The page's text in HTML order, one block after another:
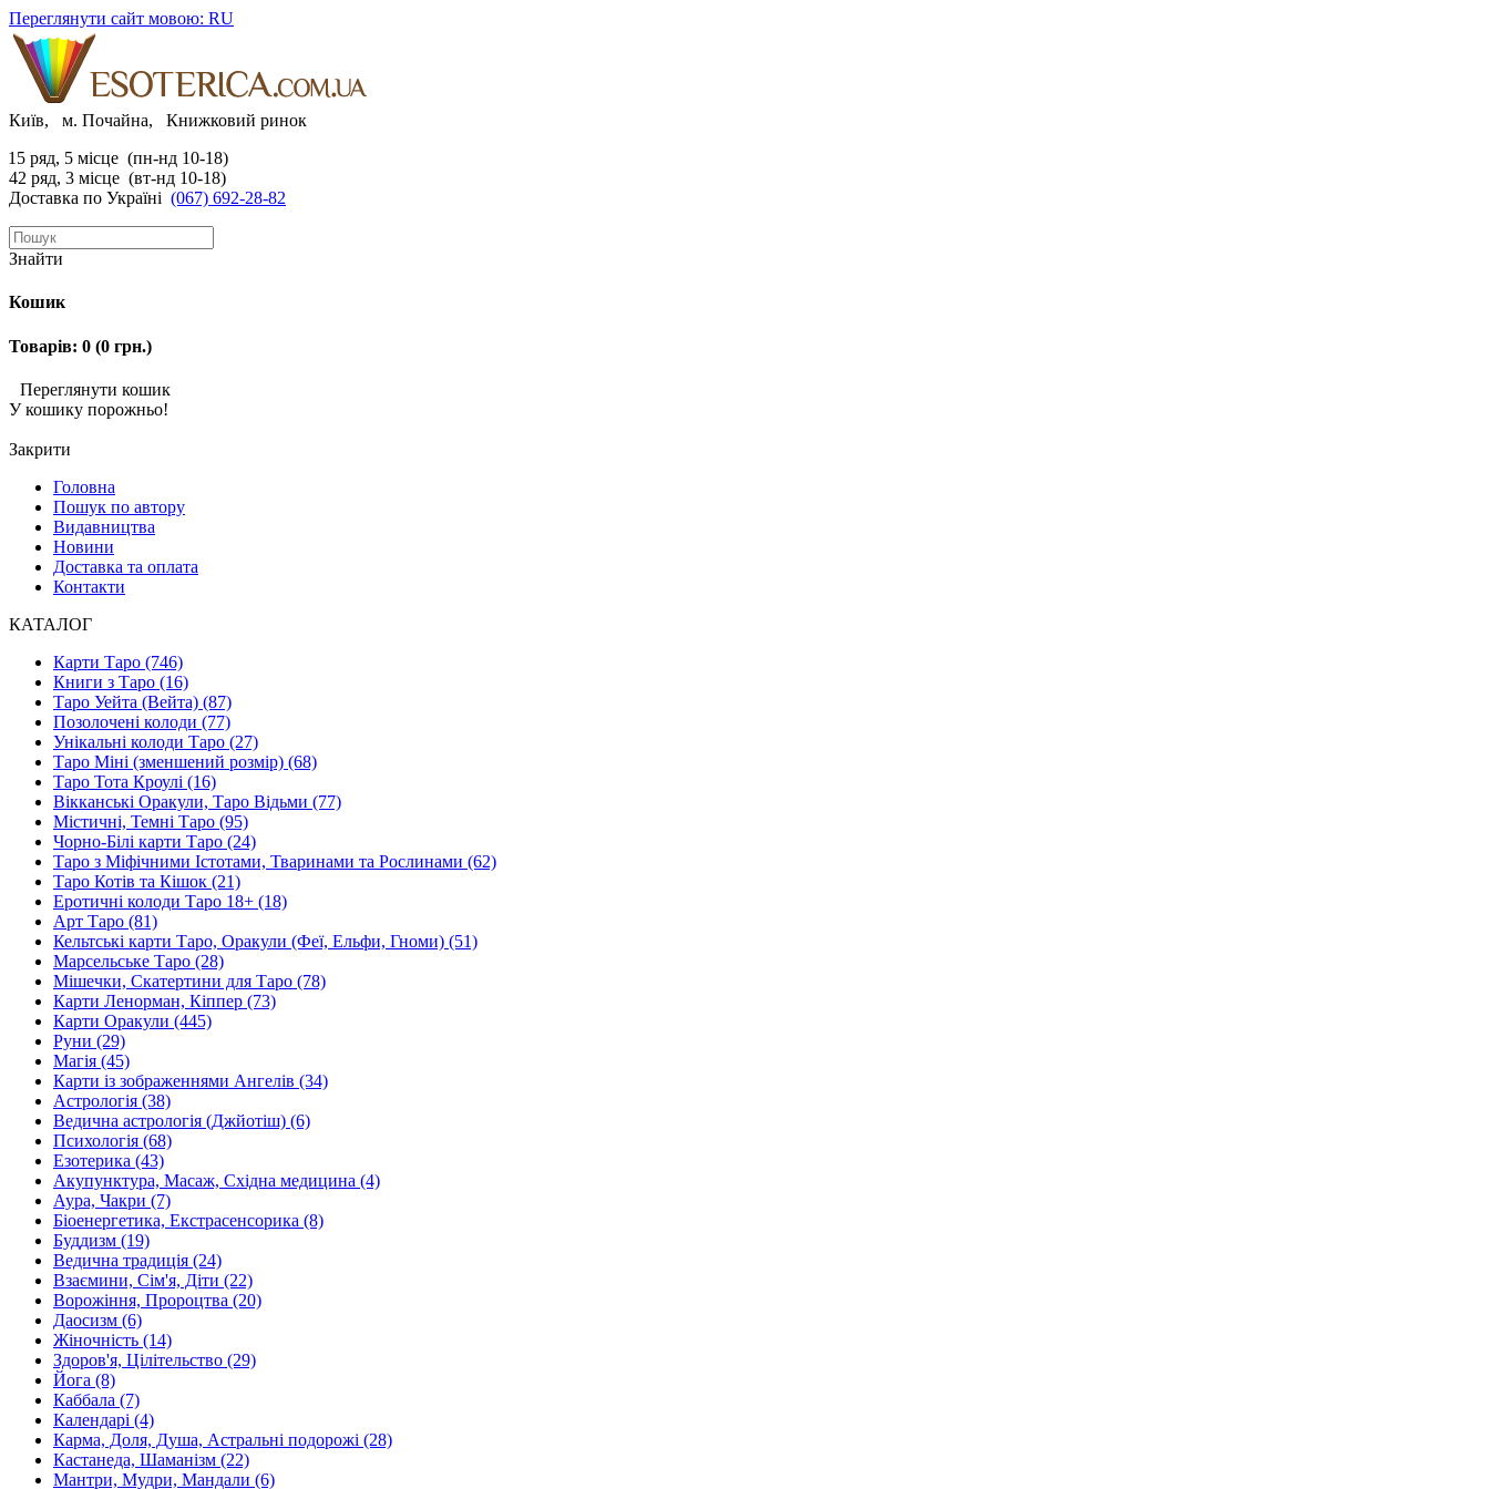
Переглянути сайт мовою: RU
Київ, м. Почайна, Книжковий ринок
15 ряд, 5 місце (пн-нд 10-18)
42 ряд, 3 місце (вт-нд 10-18)
Доставка по Україні (067) 692-28-82
Знайти
Кошик
Товарів: 0 (0 грн.)
Переглянути кошик
У кошику порожньо!
Закрити
Головна
Пошук по автору
Видавництва
Новини
Доставка та оплата
Контакти
КАТАЛОГ
Карти Таро (746)
Книги з Таро (16)
Таро Уейта (Вейта) (87)
Позолочені колоди (77)
Унікальні колоди Таро (27)
Таро Міні (зменшений розмір) (68)
Таро Тота Кроулі (16)
Вікканські Оракули, Таро Відьми (77)
Містичні, Темні Таро (95)
Чорно-Білі карти Таро (24)
Таро з Міфічними Істотами, Тваринами та Рослинами (62)
Таро Котів та Кішок (21)
Еротичні колоди Таро 18+ (18)
Арт Таро (81)
Кельтські карти Таро, Оракули (Феї, Ельфи, Гноми) (51)
Марсельське Таро (28)
Мішечки, Скатертини для Таро (78)
Карти Ленорман, Кіппер (73)
Карти Оракули (445)
Руни (29)
Магія (45)
Карти із зображеннями Ангелів (34)
Астрологія (38)
Ведична астрологія (Джйотіш) (6)
Психологія (68)
Езотерика (43)
Акупунктура, Масаж, Східна медицина (4)
Аура, Чакри (7)
Біоенергетика, Екстрасенсорика (8)
Буддизм (19)
Ведична традиція (24)
Взаємини, Сім'я, Діти (22)
Ворожіння, Пророцтва (20)
Даосизм (6)
Жіночність (14)
Здоров'я, Цілітельство (29)
Йога (8)
Каббала (7)
Календарі (4)
Карма, Доля, Душа, Астральні подорожі (28)
Кастанеда, Шаманізм (22)
Мантри, Мудри, Мандали (6)